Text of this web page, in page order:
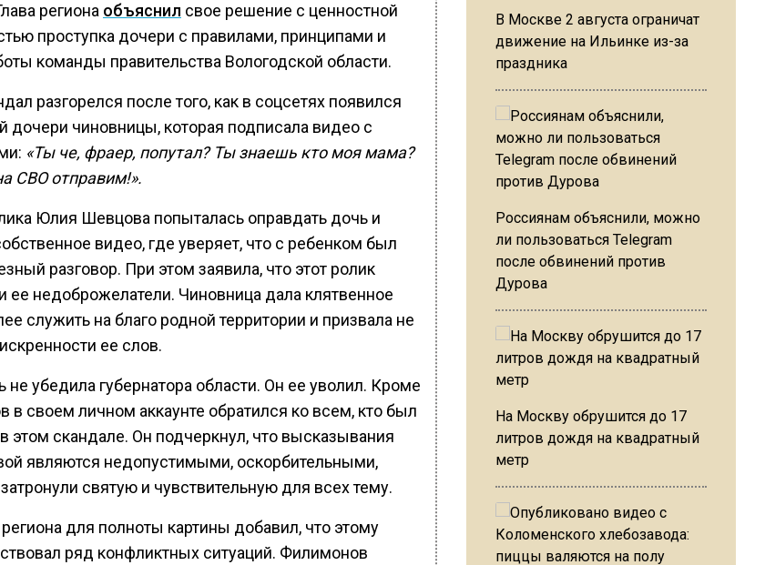
региона объяснил свое решение с ценностной
проступка дочери с правилами, принципами и
команды правительства Вологодской области.
разгорелся после того, как в соцсетях появился
дочери чиновницы, которая подписала видео с
«Ты че, фраер, попутал? Ты знаешь кто моя мама?
СВО отправим!».
Юлия Шевцова попыталась оправдать дочь и
видео, где уверяет, что с ребенком был
разговор. При этом заявила, что этот ролик
ее недоброжелатели. Чиновница дала клятвенное
служить на благо родной территории и призвала не
ее слов.
не убедила губернатора области. Он ее уволил. Кроме
в своем личном аккаунте обратился ко всем, кто был
этом скандале. Он подчеркнул, что высказывания
являются недопустимыми, оскорбительными,
святую и чувствительную для всех тему.
для полноты картины добавил, что этому
ряд конфликтных ситуаций. Филимонов
В Москве 2 августа ограничат
движение на Ильинке из-за
праздника
Россиянам объяснили, можно
ли пользоваться Telegram
после обвинений против
Дурова
На Москву обрушится до 17
литров дождя на квадратный
метр